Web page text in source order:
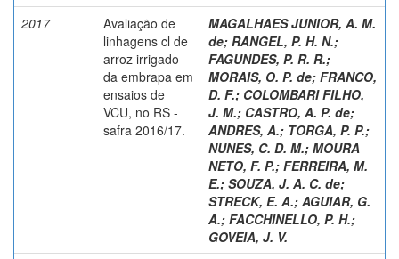
2017
Avaliação de
linhagens cl de
arroz irrigado
da embrapa em
ensaios de
VCU, no RS -
safra 2016/17.
MAGALHAES JUNIOR, A. M.
de; RANGEL, P. H. N.;
FAGUNDES, P. R. R.;
MORAIS, O. P. de; FRANCO,
D. F.; COLOMBARI FILHO,
J. M.; CASTRO, A. P. de;
ANDRES, A.; TORGA, P. P.;
NUNES, C. D. M.; MOURA
NETO, F. P.; FERREIRA, M.
E.; SOUZA, J. A. C. de;
STRECK, E. A.; AGUIAR, G.
A.; FACCHINELLO, P. H.;
GOVEIA, J. V.